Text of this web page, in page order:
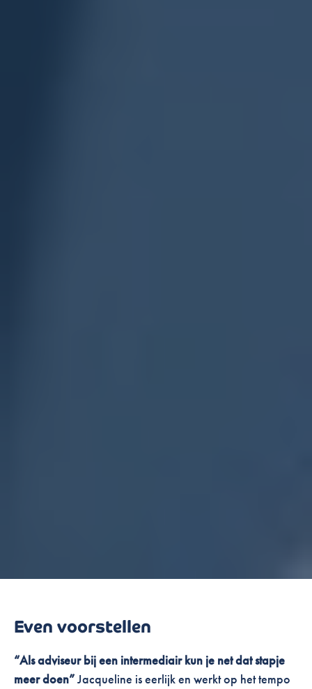
Even voorstellen
“Als adviseur bij een intermediair kun je net dat stapje
meer doen”Jacqueline is eerlijk en werkt op het tempo